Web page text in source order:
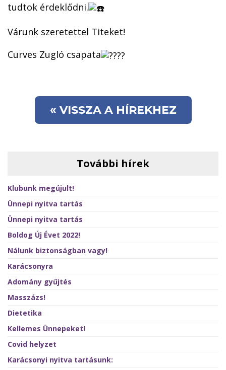
tudtok érdeklődni.
Várunk szeretettel Titeket!
Curves Zugló csapata
« VISSZA A HÍREKHEZ
További hírek
Klubunk megújult!
Ünnepi nyitva tartás
Ünnepi nyitva tartás
Boldog Új Évet 2022!
Nálunk biztonságban vagy!
Karácsonyra
Adomány gyűjtés
Masszázs!
Dietetika
Kellemes Ünnepeket!
Covid helyzet
Karácsonyi nyitva tartásunk: